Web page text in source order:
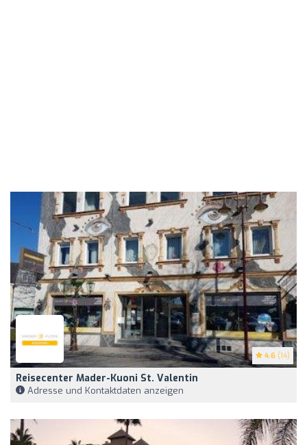
4.6 (14)
Reisecenter Mader-Kuoni St. Valentin
Adresse und Kontaktdaten anzeigen